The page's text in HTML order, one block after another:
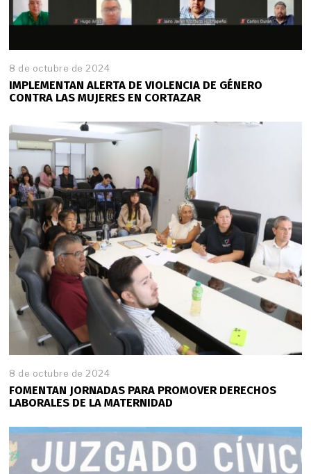
8 de octubre de 2024
IMPLEMENTAN ALERTA DE VIOLENCIA DE GÉNERO
CONTRA LAS MUJERES EN CORTAZAR
8 de octubre de 2024
FOMENTAN JORNADAS PARA PROMOVER DERECHOS
LABORALES DE LA MATERNIDAD